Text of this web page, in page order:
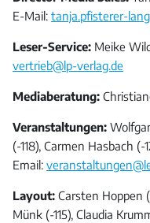
E-Mail: tanja.pfisterer-
Leser-Service: Meike
vertrieb@lp-verlag.de
Mediaberatung:
Veranstaltungen:
(-118), Carmen Hasbach (-
Email:
Layout: Carsten Hoppen
Münk (-115), Claudia